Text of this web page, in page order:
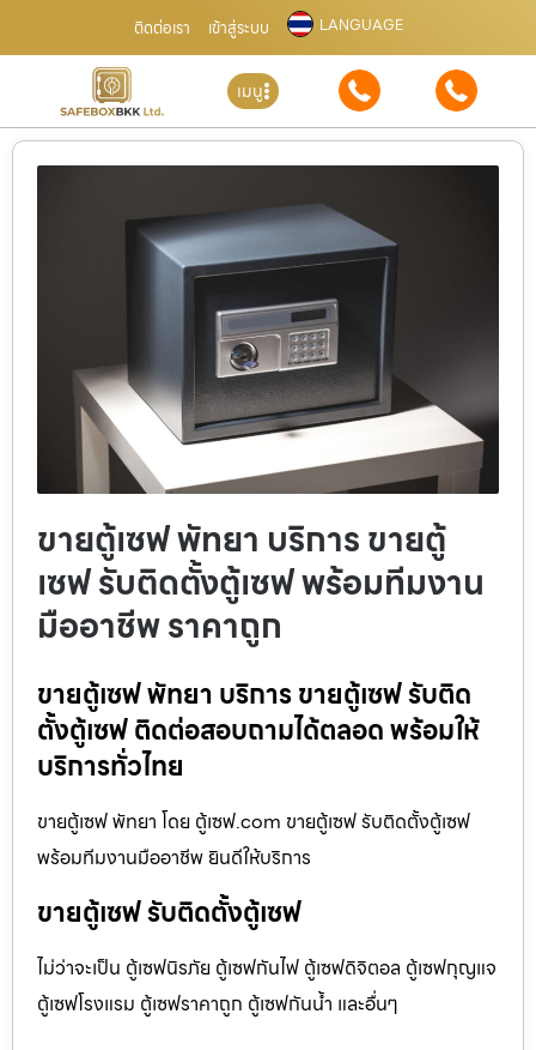
ติดต่อเรา เข้าสู่ระบบ LANGUAGE
เมนู
ขายตู้เซฟ พัทยา บริการ ขายตู้
เซฟ รับติดตั้งตู้เซฟ พร้อมทีมงาน
มืออาชีพ ราคาถูก
ขายตู้เซฟ พัทยา บริการ ขายตู้เซฟ รับติด
ตั้งตู้เซฟ ติดต่อสอบถามได้ตลอด พร้อมให้
บริการทั่วไทย
ขายตู้เซฟ พัทยา โดย ตู้เซฟ.com ขายตู้เซฟ รับติดตั้งตู้เซฟ
พร้อมทีมงานมืออาชีพ ยินดีให้บริการ
ขายตู้เซฟ รับติดตั้งตู้เซฟ
ไม่ว่าจะเป็น ตู้เซฟนิรภัย ตู้เซฟกันไฟ ตู้เซฟดิจิตอล ตู้เซฟกุญแจ
ตู้เซฟโรงแรม ตู้เซฟราคาถูก ตู้เซฟกันน้ำ และอื่นๆ